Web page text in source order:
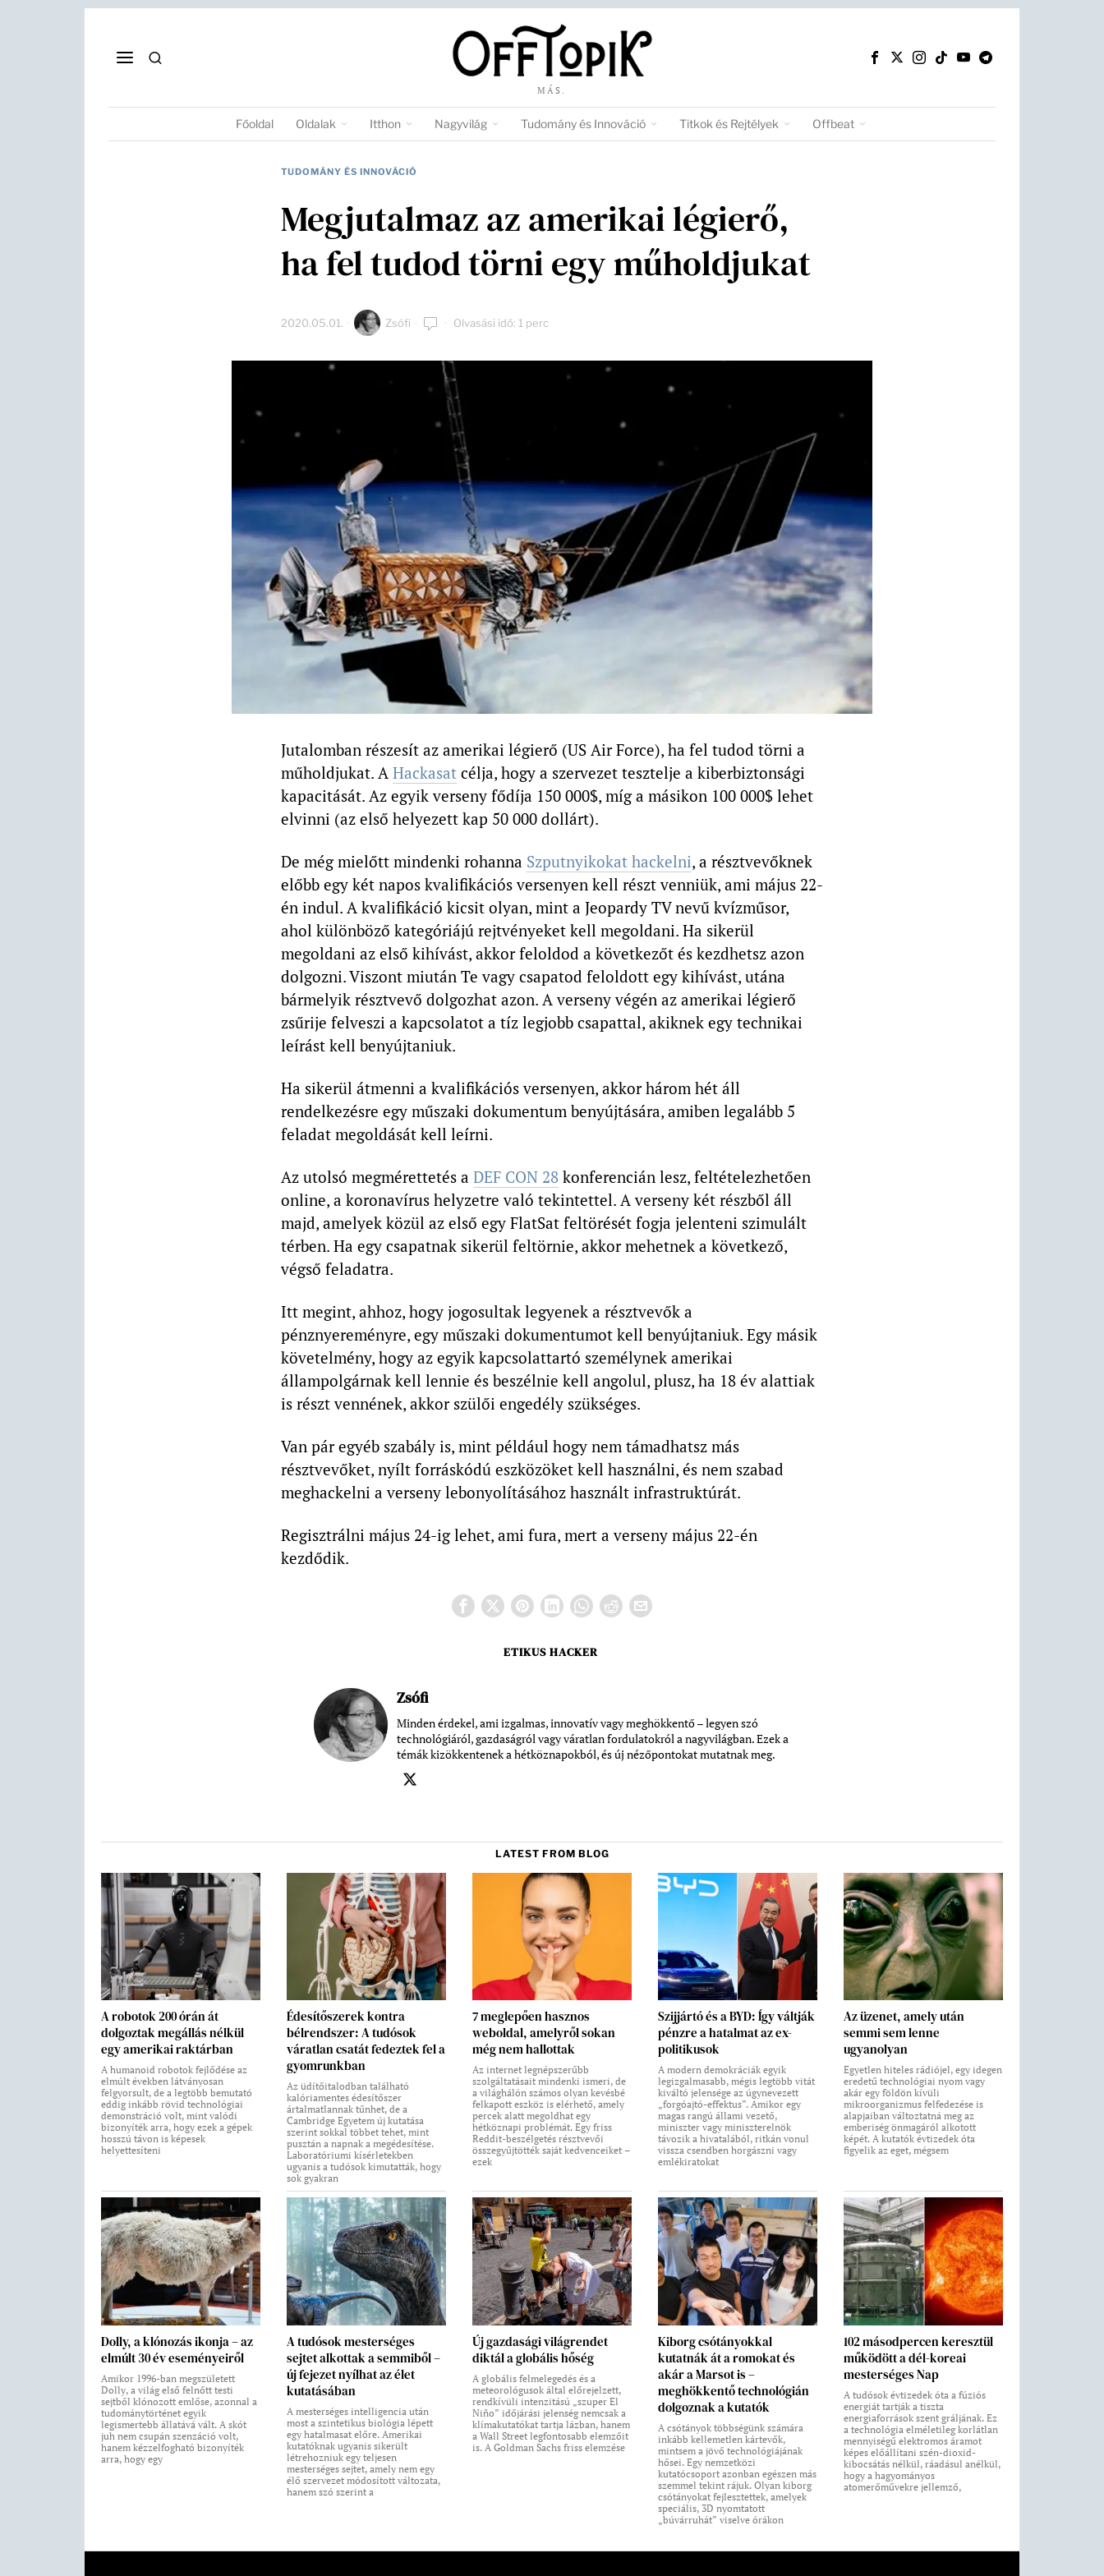
MÁS.
Főoldal Oldalak Itthon Nagyvilág Tudomány és Innováció Titkok és Rejtélyek Offbeat
TUDOMÁNY ÉS INNOVÁCIÓ
Megjutalmaz az amerikai légierő,
ha fel tudod törni egy műholdjukat
2020.05.01. Zsófi Olvasási idő: 1 perc
Jutalomban részesít az amerikai légierő (US Air Force), ha fel tudod törni a
műholdjukat. A Hackasat célja, hogy a szervezet tesztelje a kiberbiztonsági
kapacitását. Az egyik verseny fődíja 150 000$, míg a másikon 100 000$ lehet
elvinni (az első helyezett kap 50 000 dollárt).
De még mielőtt mindenki rohanna Szputnyikokat hackelni, a résztvevőknek
előbb egy két napos kvalifikációs versenyen kell részt venniük, ami május 22-
én indul. A kvalifikáció kicsit olyan, mint a Jeopardy TV nevű kvízműsor,
ahol különböző kategóriájú rejtvényeket kell megoldani. Ha sikerül
megoldani az első kihívást, akkor feloldod a következőt és kezdhetsz azon
dolgozni. Viszont miután Te vagy csapatod feloldott egy kihívást, utána
bármelyik résztvevő dolgozhat azon. A verseny végén az amerikai légierő
zsűrije felveszi a kapcsolatot a tíz legjobb csapattal, akiknek egy technikai
leírást kell benyújtaniuk.
Ha sikerül átmenni a kvalifikációs versenyen, akkor három hét áll
rendelkezésre egy műszaki dokumentum benyújtására, amiben legalább 5
feladat megoldását kell leírni.
Az utolsó megmérettetés a DEF CON 28 konferencián lesz, feltételezhetően
online, a koronavírus helyzetre való tekintettel. A verseny két részből áll
majd, amelyek közül az első egy FlatSat feltörését fogja jelenteni szimulált
térben. Ha egy csapatnak sikerül feltörnie, akkor mehetnek a következő,
végső feladatra.
Itt megint, ahhoz, hogy jogosultak legyenek a résztvevők a
pénznyereményre, egy műszaki dokumentumot kell benyújtaniuk. Egy másik
követelmény, hogy az egyik kapcsolattartó személynek amerikai
állampolgárnak kell lennie és beszélnie kell angolul, plusz, ha 18 év alattiak
is részt vennének, akkor szülői engedély szükséges.
Van pár egyéb szabály is, mint például hogy nem támadhatsz más
résztvevőket, nyílt forráskódú eszközöket kell használni, és nem szabad
meghackelni a verseny lebonyolításához használt infrastruktúrát.
Regisztrálni május 24-ig lehet, ami fura, mert a verseny május 22-én
kezdődik.
ETIKUS HACKER
Zsófi
Minden érdekel, ami izgalmas, innovatív vagy meghökkentő – legyen szó
technológiáról, gazdaságról vagy váratlan fordulatokról a nagyvilágban. Ezek a
témák kizökkentenek a hétköznapokból, és új nézőpontokat mutatnak meg.
LATEST FROM BLOG
A robotok 200 órán át
dolgoztak megállás nélkül
egy amerikai raktárban
A humanoid robotok fejlődése az
elmúlt években látványosan
felgyorsult, de a legtöbb bemutató
eddig inkább rövid technológiai
demonstráció volt, mint valódi
bizonyíték arra, hogy ezek a gépek
hosszú távon is képesek
helyettesíteni
Édesítőszerek kontra
bélrendszer: A tudósok
váratlan csatát fedeztek fel a
gyomrunkban
Az üdítőitalodban található
kalóriamentes édesítőszer
ártalmatlannak tűnhet, de a
Cambridge Egyetem új kutatása
szerint sokkal többet tehet, mint
pusztán a napnak a megédesítése.
Laboratóriumi kísérletekben
ugyanis a tudósok kimutatták, hogy
sok gyakran
7 meglepően hasznos
weboldal, amelyről sokan
még nem hallottak
Az internet legnépszerűbb
szolgáltatásait mindenki ismeri, de
a világhálón számos olyan kevésbé
felkapott eszköz is elérhető, amely
percek alatt megoldhat egy
hétköznapi problémát. Egy friss
Reddit-beszélgetés résztvevői
összegyűjtötték saját kedvenceiket –
ezek
Szijjártó és a BYD: Így váltják
pénzre a hatalmat az ex-
politikusok
A modern demokráciák egyik
legizgalmasabb, mégis legtöbb vitát
kiváltó jelensége az úgynevezett
„forgóajtó-effektus”. Amikor egy
magas rangú állami vezető,
miniszter vagy miniszterelnök
távozik a hivatalából, ritkán vonul
vissza csendben horgászni vagy
emlékiratokat
Az üzenet, amely után
semmi sem lenne
ugyanolyan
Egyetlen hiteles rádiójel, egy idegen
eredetű technológiai nyom vagy
akár egy földön kívüli
mikroorganizmus felfedezése is
alapjaiban változtatná meg az
emberiség önmagáról alkotott
képét. A kutatók évtizedek óta
figyelik az eget, mégsem
Dolly, a klónozás ikonja – az
elmúlt 30 év eseményeiről
Amikor 1996-ban megszületett
Dolly, a világ első felnőtt testi
sejtből klónozott emlőse, azonnal a
tudománytörténet egyik
legismertebb állatává vált. A skót
juh nem csupán szenzáció volt,
hanem kézzelfogható bizonyíték
arra, hogy egy
A tudósok mesterséges
sejtet alkottak a semmiből –
új fejezet nyílhat az élet
kutatásában
A mesterséges intelligencia után
most a szintetikus biológia lépett
egy hatalmasat előre. Amerikai
kutatóknak ugyanis sikerült
létrehozniuk egy teljesen
mesterséges sejtet, amely nem egy
élő szervezet módosított változata,
hanem szó szerint a
Új gazdasági világrendet
diktál a globális hőség
A globális felmelegedés és a
meteorológusok által előrejelzett,
rendkívüli intenzitású „szuper El
Niño” időjárási jelenség nemcsak a
klímakutatókat tartja lázban, hanem
a Wall Street legfontosabb elemzőit
is. A Goldman Sachs friss elemzése
Kiborg csótányokkal
kutatnák át a romokat és
akár a Marsot is –
meghökkentő technológián
dolgoznak a kutatók
A csótányok többségünk számára
inkább kellemetlen kártevők,
mintsem a jövő technológiájának
hősei. Egy nemzetközi
kutatócsoport azonban egészen más
szemmel tekint rájuk. Olyan kiborg
csótányokat fejlesztettek, amelyek
speciális, 3D nyomtatott
„búvárruhát” viselve órákon
102 másodpercen keresztül
működött a dél-koreai
mesterséges Nap
A tudósok évtizedek óta a fúziós
energiát tartják a tiszta
energiaforrások szent gráljának. Ez
a technológia elméletileg korlátlan
mennyiségű elektromos áramot
képes előállítani szén-dioxid-
kibocsátás nélkül, ráadásul anélkül,
hogy a hagyományos
atomerőművekre jellemző,